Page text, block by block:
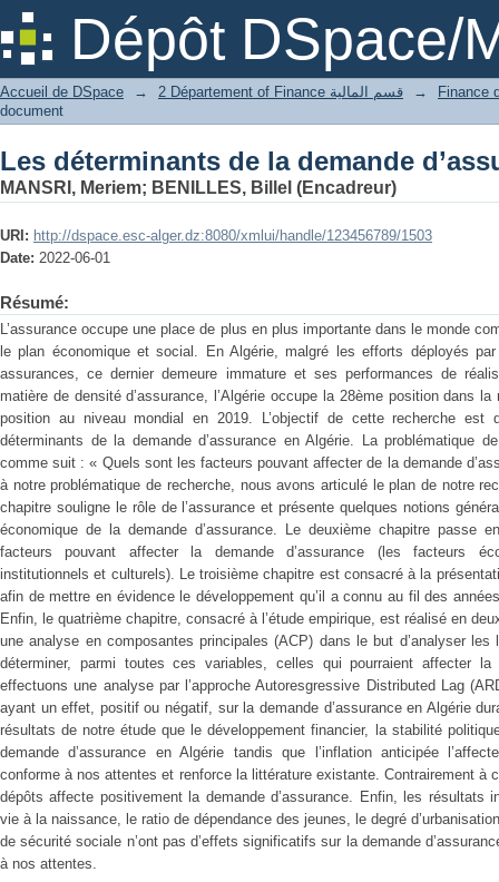
Dépôt DSpace/
Les déterminants de la demande
Accueil de DSpace → 2 Département of Finance قسم المالية
→
document
Les déterminants de la demande
MANSRI, Meriem; BENILLES, Billel (Encadreur)
URI: http://dspace.esc-alger.dz:8080/xmlui/handle/123456789/1503
Date: 2022-06-01
Résumé:
L’assurance occupe une place de plus en plus importante dans le monde
le plan économique et social. En Algérie, malgré les efforts déployés
assurances, ce dernier demeure immature et ses performances de
matière de densité d’assurance, l’Algérie occupe la 28ème position dans
position au niveau mondial en 2019. L’objectif de cette recherche est
déterminants de la demande d’assurance en Algérie. La problématique
comme suit : « Quels sont les facteurs pouvant affecter de la demande
à notre problématique de recherche, nous avons articulé le plan de notre
chapitre souligne le rôle de l’assurance et présente quelques notions
économique de la demande d’assurance. Le deuxième chapitre passe
facteurs pouvant affecter la demande d’assurance (les facteurs
institutionnels et culturels). Le troisième chapitre est consacré à la
afin de mettre en évidence le développement qu’il a connu au fil des
Enfin, le quatrième chapitre, consacré à l’étude empirique, est réalisé en
une analyse en composantes principales (ACP) dans le but d’analyser
déterminer, parmi toutes ces variables, celles qui pourraient affecter la
effectuons une analyse par l’approche Autoresgressive Distributed Lag
ayant un effet, positif ou négatif, sur la demande d’assurance en Algérie
résultats de notre étude que le développement financier, la stabilité
demande d’assurance en Algérie tandis que l’inflation anticipée
conforme à nos attentes et renforce la littérature existante. Contrairement à
dépôts affecte positivement la demande d’assurance. Enfin, les résultats
vie à la naissance, le ratio de dépendance des jeunes, le degré
de sécurité sociale n’ont pas d’effets significatifs sur la demande
à nos attentes.